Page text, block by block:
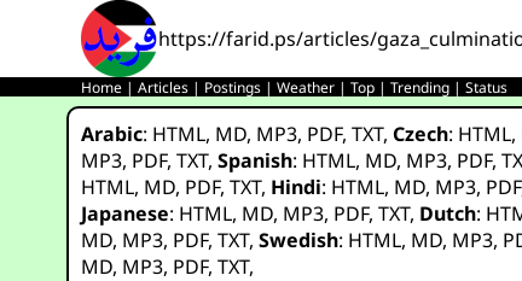
https://farid.ps/articles/
Home |Articles | Postings |Weather |Top |Trending |Status
Arabic: HTML, MD, MP3, PDF,TXT,Czech: HTML,
MP3, PDF,TXT,Spanish: HTML, MD, MP3, PDF,
HTML, MD, PDF,TXT, Hindi: HTML, MD, MP3, PDF
Japanese: HTML, MD, MP3, PDF,TXT, Dutch:
MD, MP3, PDF,TXT,Swedish: HTML, MD, MP3,
MD, MP3, PDF,TXT,